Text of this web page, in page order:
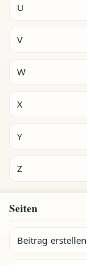
U
V
W
X
Y
Z
Seiten
Beitrag erstellen